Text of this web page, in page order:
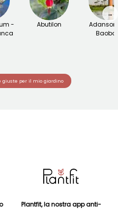
-
Abutilon
→
giuste per il mio giardino
Plantfit, la nostra app anti-